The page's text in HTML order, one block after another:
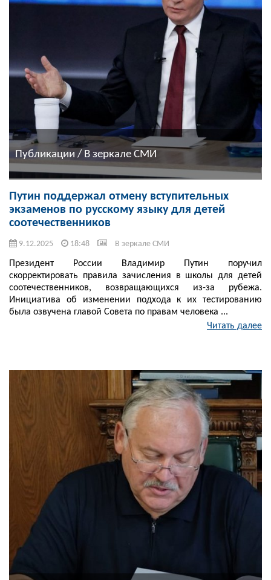
Публикации / В зеркале СМИ
Путин поддержал отмену вступительных
экзаменов по русскому языку для детей
соотечественников
9.12.2025 18:48 В зеркале СМИ
Президент России Владимир Путин поручил
скорректировать правила зачисления в школы для детей
соотечественников, возвращающихся из-за рубежа.
Инициатива об изменении подхода к их тестированию
была озвучена главой Совета по правам человека ...
Читать далее